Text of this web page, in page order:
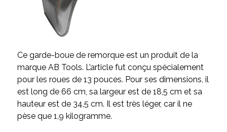
Ce garde-boue de remorque est un produit de la
marque AB Tools. L’article fut conçu spécialement
pour les roues de 13 pouces. Pour ses dimensions, il
est long de 66 cm, sa largeur est de 18,5 cm et sa
hauteur est de 34,5 cm. Il est très léger, car il ne
pèse que 1,9 kilogramme.